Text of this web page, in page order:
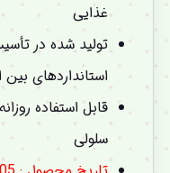
غذایی
استانداردهای بین
قابل استفاده
سلولی